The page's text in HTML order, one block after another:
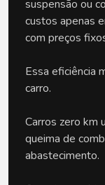
suspensão ou
custos apenas
com preços
Essa eficiência
carro.
Carros zero km
queima de
abastecimento.